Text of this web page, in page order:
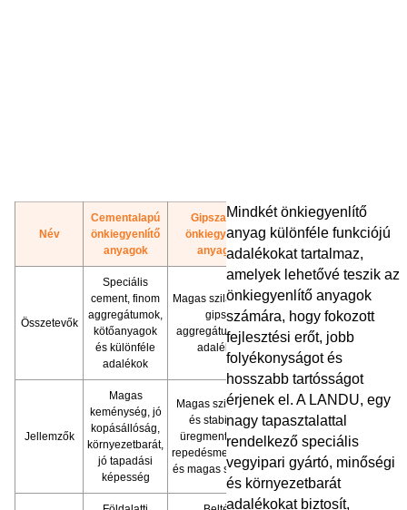
Név
Cementalapú
önkiegyenlítő
anyagok
Gipszalapú
önkiegyenlítő
anyagok
Összetevők
Speciális
cement, finom
aggregátumok,
kötőanyagok
és különféle
adalékok
Magas szilárdságú
gipsz,
aggregátumok és
adalékok
Jellemzők
Magas
keménység, jó
kopásállóság,
környezetbarát,
jó tapadási
képesség
Magas szilárdság
és stabilitás,
üregmentesítés,
repedésmentesség
és magas síkosság
Mindkét önkiegyenlítő
anyag különféle funkciójú
adalékokat tartalmaz,
amelyek lehetővé teszik az
önkiegyenlítő anyagok
számára, hogy fokozott
fejlesztési erőt, jobb
folyékonyságot és
hosszabb tartósságot
érjenek el. A LANDU, egy
nagy tapasztalattal
rendelkező speciális
vegyipari gyártó, minőségi
és környezetbarát
adalékokat biztosít,